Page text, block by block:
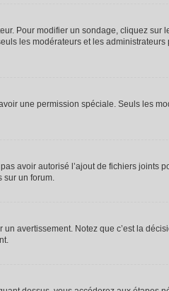
Pour modifier un sondage, cliquez sur
les modérateurs et les
une permission spéciale. Seuls les
avoir autorisé l’ajout de fichiers joints
sur un forum.
Notez que c’est la